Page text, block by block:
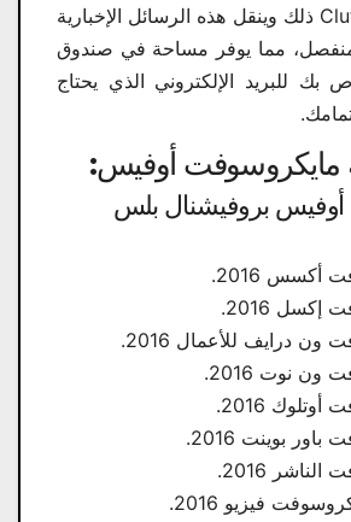
يلاحظ Clutter ذلك وينقل هذه الرسائل الإخبارية
مما يوفر مساحة في صندوق
بك للبريد الإلكتروني الذي يحتاج
مايكروسوفت أوفيس:
بروفيشنال بلس
أكسس 2016.
2016.
درايف للأعمال 2016.
نوت 2016.
2016.
بوينت 2016.
2016.
فيزيو 2016.